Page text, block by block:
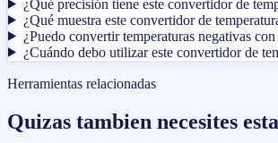
¿Qué precisión tiene este convertidor de
¿Qué muestra este convertidor de
¿Puedo convertir temperaturas negativas
¿Cuándo debo utilizar este convertidor de
Herramientas relacionadas
Quizas tambien necesites